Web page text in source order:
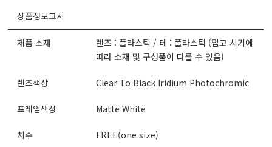
상품정보고시
제품 소재
렌즈 : 플라스틱 / 테 : 플라스틱 (입고 시기에
따라 소재 및 구성품이 다를 수 있음)
렌즈색상 Clear To Black Iridium Photochromic
프레임색상 Matte White
치수 FREE(one size)